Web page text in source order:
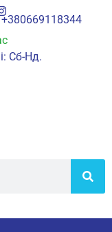
+380669118344
Сб-Нд.